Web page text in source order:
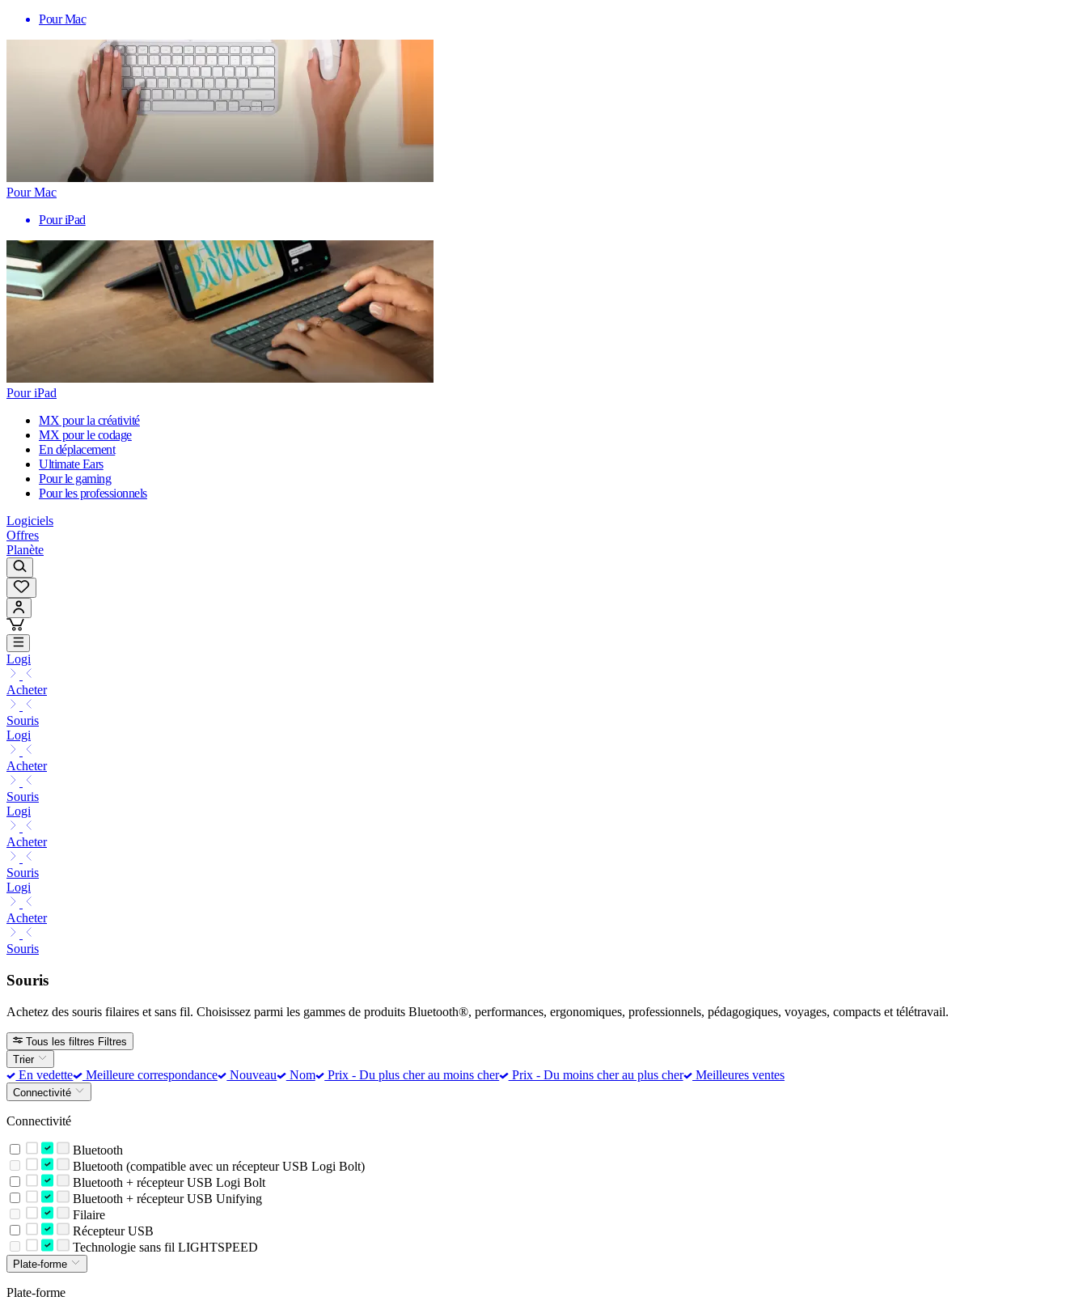
Pour Mac
Pour Mac
Pour iPad
Pour iPad
MX pour la créativité
MX pour le codage
En déplacement
Ultimate Ears
Pour le gaming
Pour les professionnels
Logiciels
Offres
Planète
Logi
Acheter
Souris
Logi
Acheter
Souris
Logi
Acheter
Souris
Logi
Acheter
Souris
Souris
Achetez des souris filaires et sans fil. Choisissez parmi les gammes de produits Bluetooth®, performances, ergonomiques, professionnels, pédagogiques, voyages, compacts et télétravail.
Tous les filtres Filtres
Trier
En vedette Meilleure correspondance Nouveau Nom Prix - Du plus cher au moins cher Prix - Du moins cher au plus cher Meilleures ventes
Connectivité
Connectivité
Bluetooth
Bluetooth (compatible avec un récepteur USB Logi Bolt)
Bluetooth + récepteur USB Logi Bolt
Bluetooth + récepteur USB Unifying
Filaire
Récepteur USB
Technologie sans fil LIGHTSPEED
Plate-forme
Plate-forme